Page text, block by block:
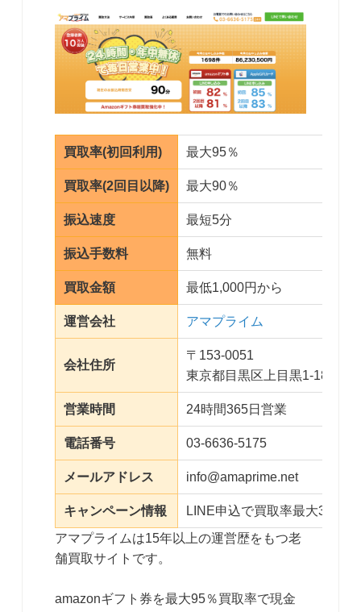
買取率(初回利用) 最大95％
買取率(2回目以降) 最大90％
振込速度 最短5分
振込手数料 無料
買取金額 最低1,000円から
運営会社 アマプライム
会社住所
〒153-0051
東京都目黒区上目黒1-18-11
営業時間 24時間365日営業
電話番号 03-6636-5175
メールアドレス info@amaprime.net
キャンペーン情報
LINE申込で買取率最大3％ア
アマプライムは15年以上の運営歴をもつ老
舗買取サイトです。
amazonギフト券を最大95％買取率で現金